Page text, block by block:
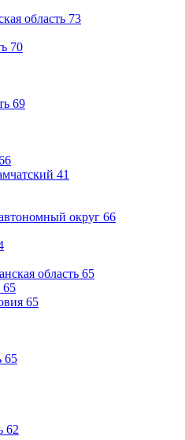
область 73
70
69
41
округ 66
область 65
65
65
65
62